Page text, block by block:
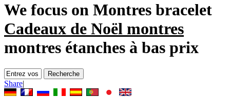
We focus on Montres bracelet
Cadeaux de Noël montres
montres étanches à bas prix
Share|